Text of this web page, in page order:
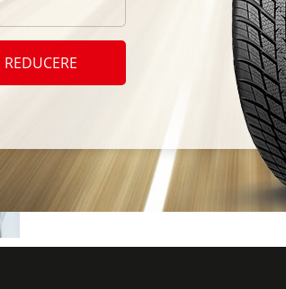
extinsă
Serviciul de anvelope
De la:0MDL/un ~0MDL/ lună